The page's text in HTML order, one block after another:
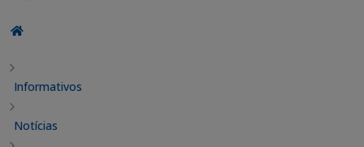
Informativos
Notícias